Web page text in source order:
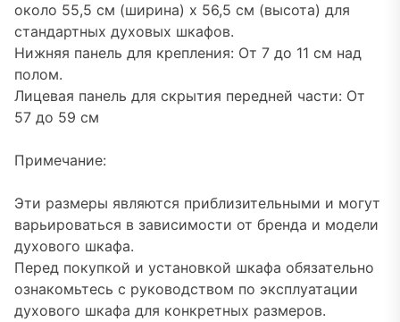
около 55,5 см (ширина) x 56,5 см (высота) для
стандартных духовых шкафов.
Нижняя панель для крепления: От 7 до 11 см над
полом.
Лицевая панель для скрытия передней части: От
57 до 59 см
Примечание:
Эти размеры являются приблизительными и могут
варьироваться в зависимости от бренда и модели
духового шкафа.
Перед покупкой и установкой шкафа обязательно
ознакомьтесь с руководством по эксплуатации
духового шкафа для конкретных размеров.